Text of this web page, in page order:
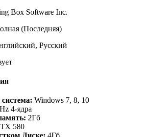
Box Software Inc.
(Последняя)
Русский
Windows 7, 8, 10
4-ядра
2Гб
580